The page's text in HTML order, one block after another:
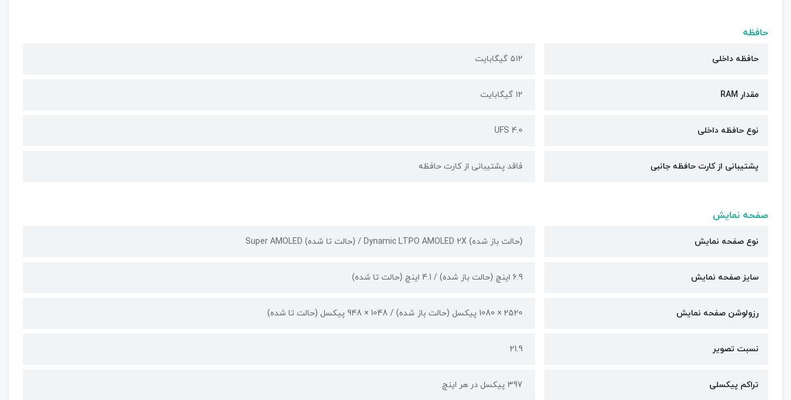
حافظه
حافظه داخلی ۵۱۲ گیگابایت
مقدار RAM ۱۲ گیگابایت
نوع حافظه داخلی UFS 4.0
پشتیبانی از کارت حافظه جانبی فاقد پشتیبانی از کارت حافظه
صفحه نمایش
نوع صفحه نمایش (حالت باز شده) Dynamic LTPO AMOLED 2X / (حالت تا شده) Super AMOLED
سایز صفحه نمایش 6.9 اینچ (حالت باز شده) / 4.1 اینچ (حالت تا شده)
رزولوشن صفحه نمایش 2520 × 1080 پیکسل (حالت باز شده) / 1048 × 948 پیکسل (حالت تا شده)
نسبت تصویر 21.9
تراکم پیکسلی 397 پیکسل در هر اینچ